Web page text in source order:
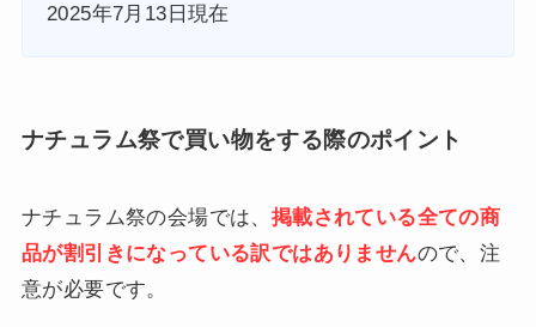
2025年7月13日現在
ナチュラム祭で買い物をする際のポイント
ナチュラム祭の会場では、 掲載されている全ての商
品が割引きになっている訳ではありませんので、注
意が必要です。